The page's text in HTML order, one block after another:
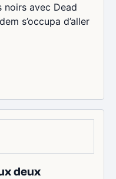
noirs avec Dead
s’occupa d’aller
deux